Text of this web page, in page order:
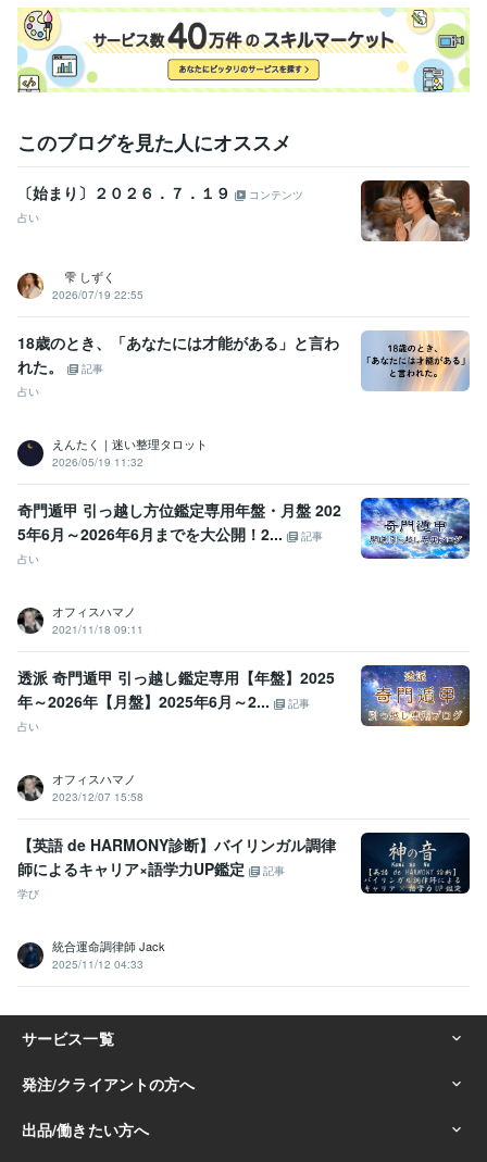
このブログを見た人にオススメ
〔始まり〕２０２６．７．１９
コンテンツ
占い
雫 しずく
2026/07/19 22:55
18歳のとき、「あなたには才能がある」と言わ
れた。
記事
占い
えんたく｜迷い整理タロット
2026/05/19 11:32
奇門遁甲 引っ越し方位鑑定専用年盤・月盤 202
5年6月～2026年6月までを大公開！2...
記事
占い
オフィスハマノ
2021/11/18 09:11
透派 奇門遁甲 引っ越し鑑定専用【年盤】2025
年～2026年【月盤】2025年6月～2...
記事
占い
オフィスハマノ
2023/12/07 15:58
【英語 de HARMONY診断】バイリンガル調律
師によるキャリア×語学力UP鑑定
記事
学び
統合運命調律師 Jack
2025/11/12 04:33